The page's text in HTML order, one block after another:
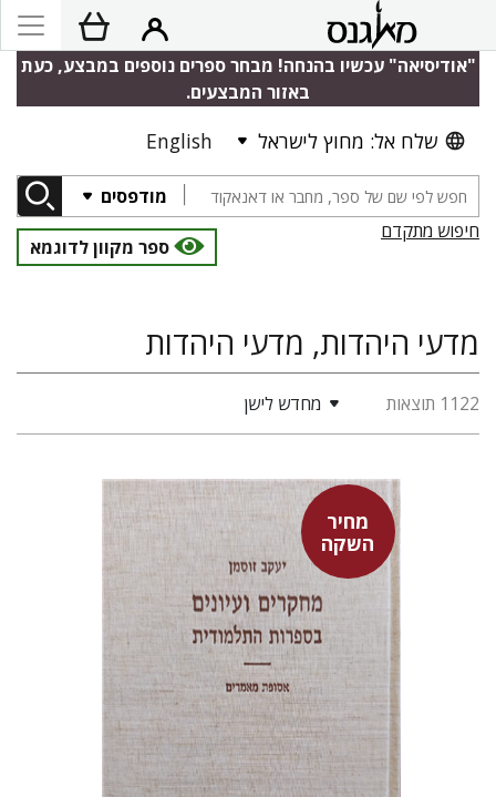
"אודיסיאה" עכשיו בהנחה! מבחר ספרים נוספים במבצע, כעת
באזור המבצעים.
שלח אל: מחוץ לישראל English
מודפסים
חיפוש מתקדם
ספר מקוון לדוגמא
מדעי היהדות, מדעי היהדות
1122 תוצאות מחדש לישן
מחיר
השקה
יעקב זוסמן